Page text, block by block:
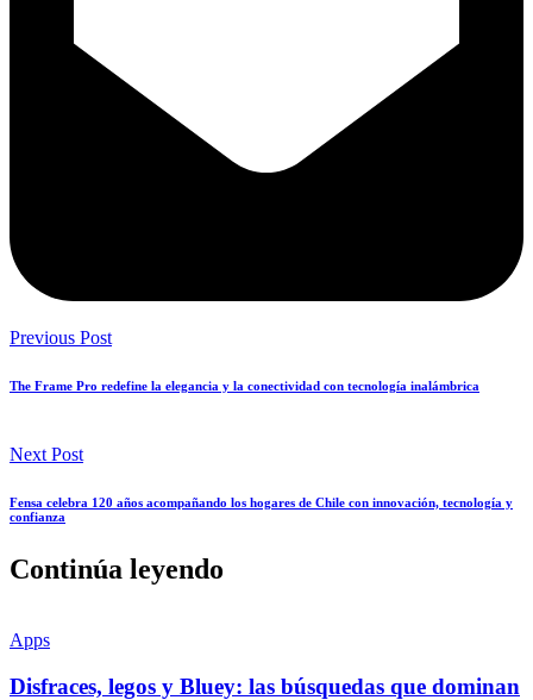
Previous Post
The Frame Pro redefine la elegancia y la conectividad con tecnología inalámbrica
Next Post
Fensa celebra 120 años acompañando los hogares de Chile con innovación, tecnología y
confianza
Continúa leyendo
Apps
Disfraces, legos y Bluey: las búsquedas que dominan